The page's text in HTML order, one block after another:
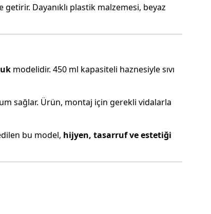
Dayanıklı plastik malzemesi, beyaz
modelidir. 450 ml kapasiteli haznesiyle sıvı
sağlar. Ürün, montaj için gerekli vidalarla
bu model, hijyen, tasarruf ve estetiği